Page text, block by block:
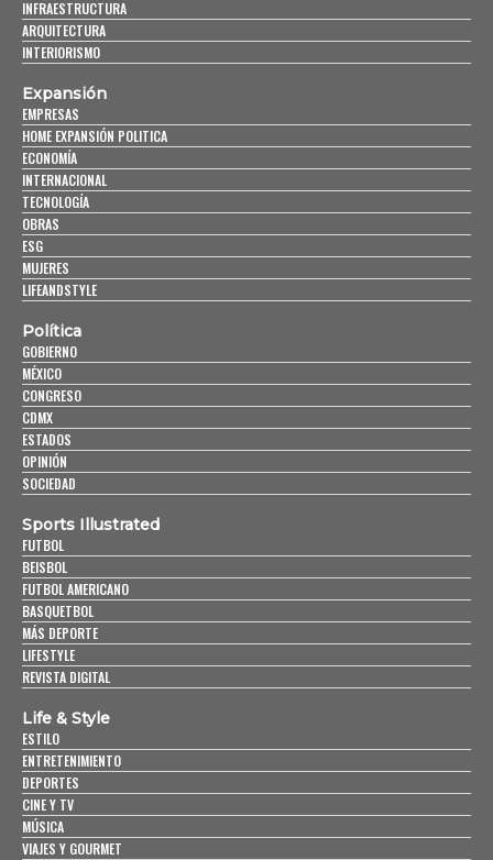
INFRAESTRUCTURA
ARQUITECTURA
INTERIORISMO
Expansión
EMPRESAS
HOME EXPANSIÓN POLITICA
ECONOMÍA
INTERNACIONAL
TECNOLOGÍA
OBRAS
ESG
MUJERES
LIFEANDSTYLE
Política
GOBIERNO
MÉXICO
CONGRESO
CDMX
ESTADOS
OPINIÓN
SOCIEDAD
Sports Illustrated
FUTBOL
BEISBOL
FUTBOL AMERICANO
BASQUETBOL
MÁS DEPORTE
LIFESTYLE
REVISTA DIGITAL
Life & Style
ESTILO
ENTRETENIMIENTO
DEPORTES
CINE Y TV
MÚSICA
VIAJES Y GOURMET